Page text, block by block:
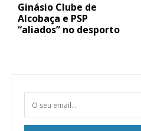
Ginásio Clube de
Alcobaça e PSP
“aliados” no desporto